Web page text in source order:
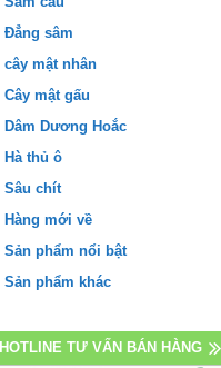
Đẳng sâm
cây mật nhân
Cây mật gấu
Dâm Dương Hoắc
Hà thủ ô
Sâu chít
Hàng mới về
Sản phẩm nổi bật
Sản phẩm khác
HOTLINE TƯ VẤN BÁN HÀNG